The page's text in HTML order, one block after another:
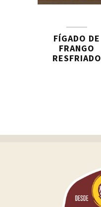
FÍGADO DE
FRANGO
RESFRIADO